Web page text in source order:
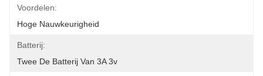
Voordelen:
Hoge Nauwkeurigheid
Batterij:
Twee De Batterij Van 3A 3v